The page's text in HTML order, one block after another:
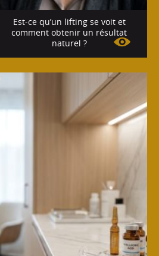
Est-ce qu’un lifting se voit et
comment obtenir un résultat
naturel ?
Voir l'article